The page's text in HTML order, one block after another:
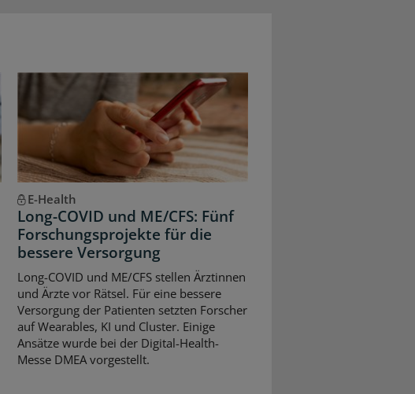
E-Health
Long-COVID und ME/CFS: Fünf
Forschungsprojekte für die
bessere Versorgung
Long-COVID und ME/CFS stellen Ärztinnen
und Ärzte vor Rätsel. Für eine bessere
Versorgung der Patienten setzten Forscher
auf Wearables, KI und Cluster. Einige
Ansätze wurde bei der Digital-Health-
Messe DMEA vorgestellt.